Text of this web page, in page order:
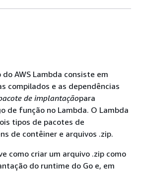
AWS Lambda consiste em
compilados e as dependências
de implantaçãopara
de função no Lambda. O Lambda
tipos de pacotes de
de contêiner e arquivos .zip.
como criar um arquivo .zip como
do runtime do Go e, em